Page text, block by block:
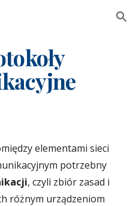
Skip to navigation
elementami sieci
potrzebny
, czyli zbiór zasad i
różnym urządzeniom